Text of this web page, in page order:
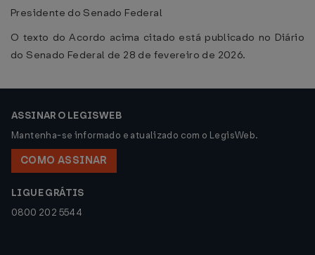
Presidente do Senado Federal
O texto do Acordo acima citado está publicado no Diário
do Senado Federal de 28 de fevereiro de 2026.
ASSINAR O LEGISWEB
Mantenha-se informado e atualizado com o LegisWeb.
COMO ASSINAR
LIGUE GRÁTIS
0800 202 5544